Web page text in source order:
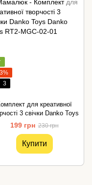
3
для креативної
3 свічки Danko Toys
199 грн 230 грн
Купити